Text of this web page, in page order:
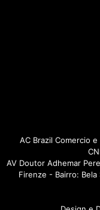
AC Brazil Comercio
AV Doutor Adhemar
Firenze - Bairro: